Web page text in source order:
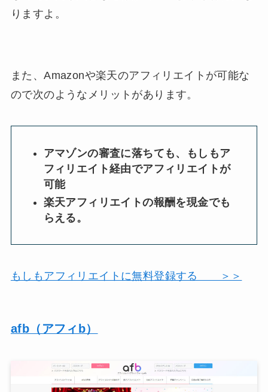
りますよ。
また、Amazonや楽天のアフィリエイトが可能な
ので次のようなメリットがあります。
アマゾンの審査に落ちても、もしもア
フィリエイト経由でアフィリエイトが
可能
楽天アフィリエイトの報酬を現金でも
らえる。
もしもアフィリエイトに無料登録する ＞＞
afb（アフィb）